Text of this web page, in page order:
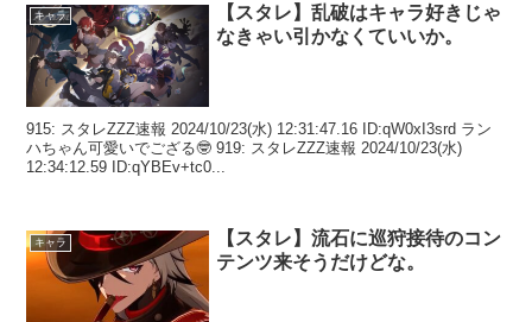
キャラ
【スタレ】乱破はキャラ好きじゃ
なきゃい引かなくていいか。
915: スタレZZZ速報 2024/10/23(水) 12:31:47.16 ID:qW0xI3srd ラン
ハちゃん可愛いでござる🤓 919: スタレZZZ速報 2024/10/23(水)
12:34:12.59 ID:qYBEv+tc0...
キャラ
【スタレ】流石に巡狩接待のコン
テンツ来そうだけどな。